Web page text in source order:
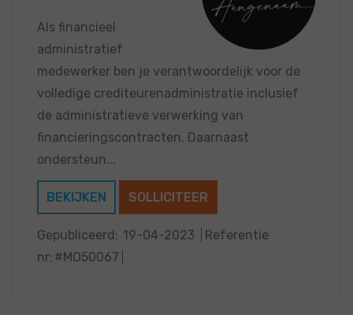
Als financieel
administratief
medewerker ben je verantwoordelijk voor de
volledige crediteurenadministratie inclusief
de administratieve verwerking van
financieringscontracten. Daarnaast
ondersteun...
BEKIJKEN SOLLICITEER
Gepubliceerd: 19-04-2023
Referentie
nr: #MO50067